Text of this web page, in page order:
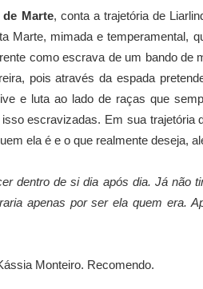
de Marte, conta a trajetória de
Marte, mimada e temperamental,
como escrava de um bando de
pois através da espada
e luta ao lado de raças que
escravizadas. Em sua trajetória
ela é e o que realmente deseja,
dentro de si dia após dia. Já não
apenas por ser ela quem era.
Monteiro. Recomendo.